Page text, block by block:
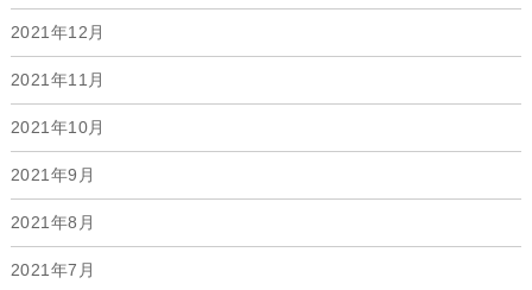
2021年12月
2021年11月
2021年10月
2021年9月
2021年8月
2021年7月